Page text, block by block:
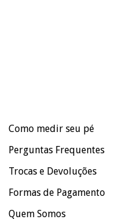
Como medir seu pé
Perguntas Frequentes
Trocas e Devoluções
Formas de Pagamento
Quem Somos